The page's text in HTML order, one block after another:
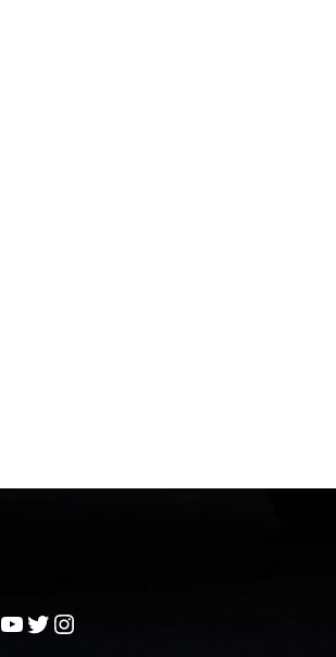
Facebook
YouTube
Twitter